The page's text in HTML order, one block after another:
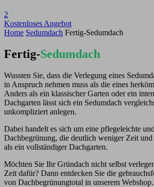
2
Kostenloses Angebot
Home Sedumdach Fertig-Sedumdach
Fertig-Sedumdach
Wussten Sie, dass die Verlegung eines
in Anspruch nehmen muss als die eines
Anders als ein klassischer Garten oder ein
Dachgarten lässt sich ein Sedumdach
unkompliziert anlegen.
Dabei handelt es sich um eine pflegeleichte
Dachbegrünung, die deutlich weniger Zeit
als ein vollständiger Dachgarten.
Möchten Sie Ihr Gründach nicht selbst
Zeit dafür? Dann entdecken Sie die
von Dachbegrünungtotal in unserem Webshop.